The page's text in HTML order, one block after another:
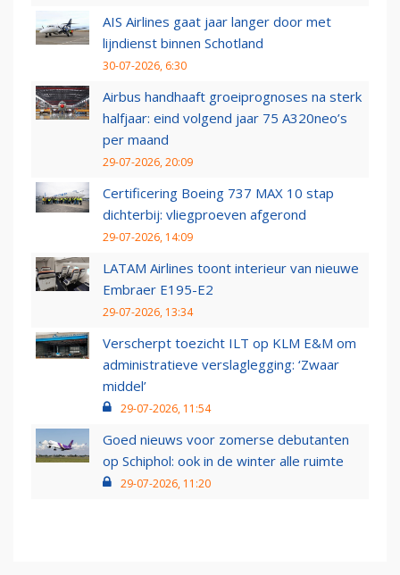
AIS Airlines gaat jaar langer door met
lijndienst binnen Schotland
30-07-2026, 6:30
Airbus handhaaft groeiprognoses na sterk
halfjaar: eind volgend jaar 75 A320neo’s
per maand
29-07-2026, 20:09
Certificering Boeing 737 MAX 10 stap
dichterbij: vliegproeven afgerond
29-07-2026, 14:09
LATAM Airlines toont interieur van nieuwe
Embraer E195-E2
29-07-2026, 13:34
Verscherpt toezicht ILT op KLM E&M om
administratieve verslaglegging: ‘Zwaar
middel’
29-07-2026, 11:54
Goed nieuws voor zomerse debutanten
op Schiphol: ook in de winter alle ruimte
29-07-2026, 11:20